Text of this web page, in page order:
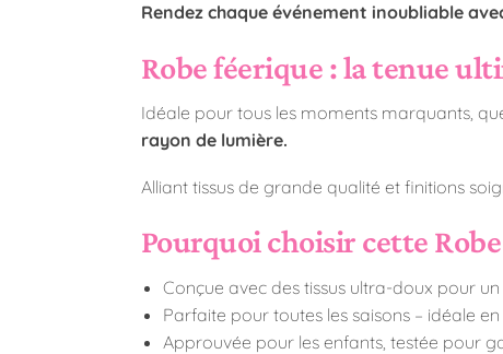
Rendez chaque événement inoubliable
Robe féerique : la tenue
Idéale pour tous les moments marquants,
rayon de lumière.
Alliant tissus de grande qualité et finitions
Pourquoi choisir cette Robe
Conçue avec des tissus ultra-doux pour
Parfaite pour toutes les saisons – idéale
Approuvée pour les enfants, testée pour